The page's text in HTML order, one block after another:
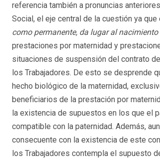
referencia también a pronuncias
Social, el eje central de la cuestión ya
como permanente, da lugar al
prestaciones por maternidad y
situaciones de suspensión del contrato
los Trabajadores. De esto se desprende
hecho biológico de la maternidad,
beneficiarios de la prestación por
la existencia de supuestos en los que el
compatible con la paternidad. Además,
consecuente con la existencia de este
los Trabajadores contempla el supuesto